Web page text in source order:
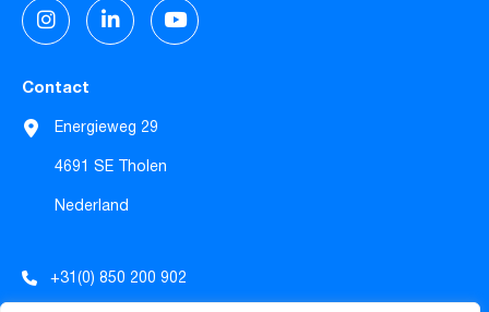
Contact
Energieweg 29
4691 SE Tholen
Nederland
+31(0) 850 200 902